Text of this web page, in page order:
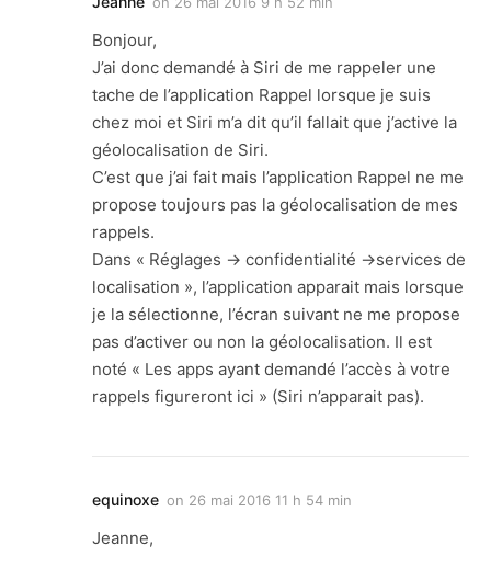
Bonjour,
J’ai donc demandé à Siri de me rappeler une
tache de l’application Rappel lorsque je suis
chez moi et Siri m’a dit qu’il fallait que j’active la
géolocalisation de Siri.
C’est que j’ai fait mais l’application Rappel ne me
propose toujours pas la géolocalisation de mes
rappels.
Dans « Réglages -> confidentialité ->services de
localisation », l’application apparait mais lorsque
je la sélectionne, l’écran suivant ne me propose
pas d’activer ou non la géolocalisation. Il est
noté « Les apps ayant demandé l’accès à votre
rappels figureront ici » (Siri n’apparait pas).
equinoxe on 26 mai 2016 11 h 54 min
Jeanne,